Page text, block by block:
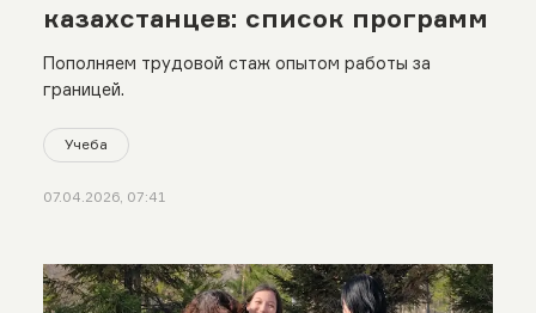
казахстанцев: список программ
Пополняем трудовой стаж опытом работы за
границей.
Учеба
07.04.2026, 07:41